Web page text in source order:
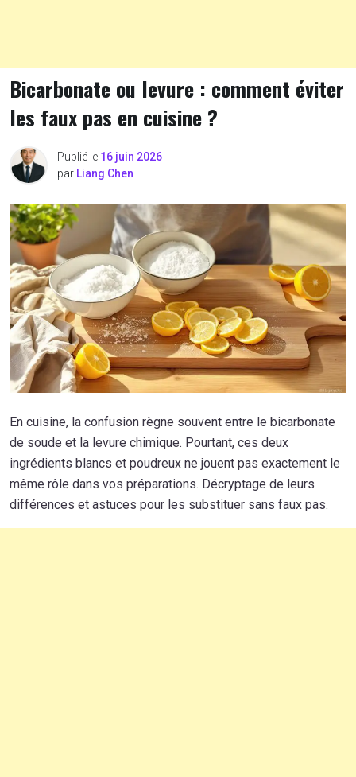
Bicarbonate ou levure : comment éviter
les faux pas en cuisine ?
Publié le 16 juin 2026
par Liang Chen
En cuisine, la confusion règne souvent entre le bicarbonate
de soude et la levure chimique. Pourtant, ces deux
ingrédients blancs et poudreux ne jouent pas exactement le
même rôle dans vos préparations. Décryptage de leurs
différences et astuces pour les substituer sans faux pas.